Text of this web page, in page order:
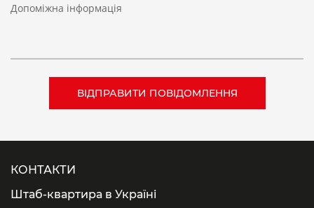
Допоміжна інформація
КОНТАКТИ
Штаб-квартира в Україні